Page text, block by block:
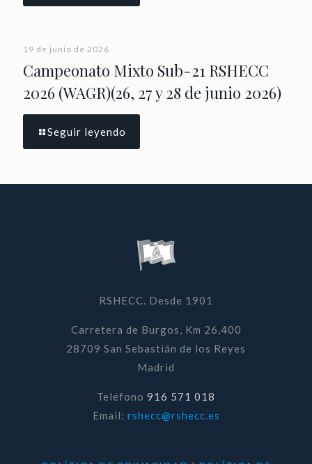
19 de junio de 2026
Campeonato Mixto Sub-21 RSHECC
2026 (WAGR)(26, 27 y 28 de junio 2026)
Seguir leyendo
RSHECC. Desde 1901
Carretera de Burgos, Km 26,400
28709 San Sebastián de los Reyes
Madrid
Teléfono 916 571 018
Email: rshecc@rshecc.es